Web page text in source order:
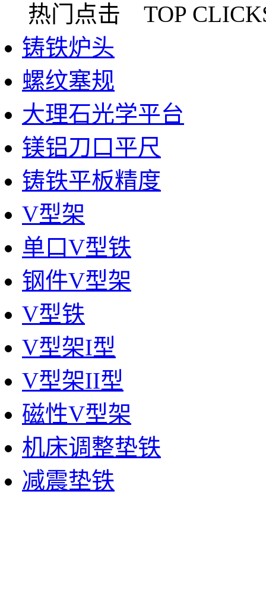
热门点击 TOP
铸铁炉头
螺纹塞规
大理石光学平台
镁铝刀口平尺
铸铁平板精度
V型架
单口V型铁
钢件V型架
V型铁
V型架I型
V型架II型
磁性V型架
机床调整垫铁
减震垫铁